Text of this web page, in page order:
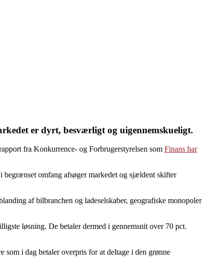
er dyrt, besværligt og uigennemskueligt.
fra Konkurrence- og Forbrugerstyrelsen som Finans har
omfang afsøger markedet og sjældent skifter
af bilbranchen og ladeselskaber, geografiske monopoler
løsning. De betaler dermed i gennemsnit over 70 pct.
som i dag betaler overpris for at deltage i den grønne